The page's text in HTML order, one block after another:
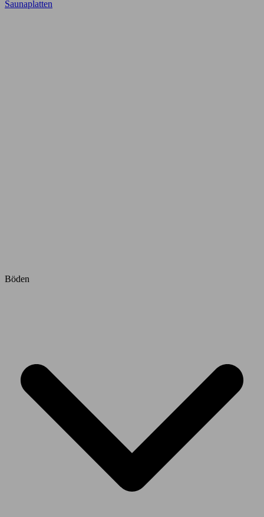
Saunaplatten
Böden